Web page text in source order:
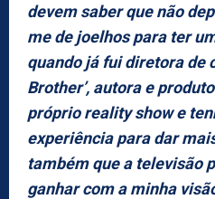
devem saber que não
me de joelhos para ter
quando já fui diretora de
Brother’, autora e
próprio reality show e
experiência para dar
também que a televisão
ganhar com a minha